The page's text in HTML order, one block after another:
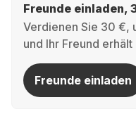
Freunde einladen,
Verdienen Sie 30 €,
und Ihr Freund
Freunde einladen